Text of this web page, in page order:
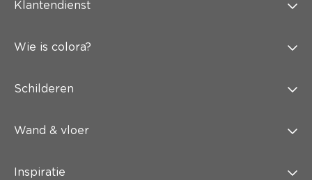
Klantendienst
Wie is colora?
Schilderen
Wand & vloer
Inspiratie